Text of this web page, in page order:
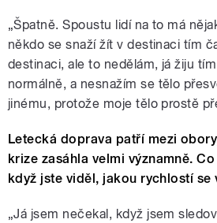
„Špatně. Spoustu lidí na to má
někdo se snaží žít v destinaci tím
destinaci, ale to nedělám, já žiju
normálně, a nesnažím se tělo
jinému, protože moje tělo prostě
Letecká doprava patří mezi
krize zasáhla velmi významně.
když jste viděl, jakou rychlostí se
„Já jsem nečekal, když jsem